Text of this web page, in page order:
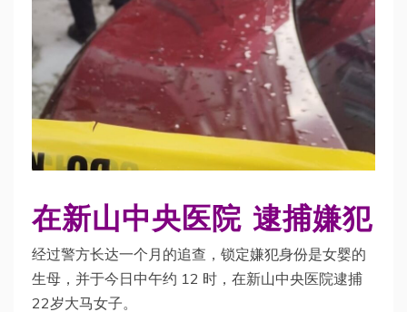
在新山中央医院 逮捕嫌犯
经过警方长达一个月的追查，锁定嫌犯身份是女婴的
生母，并于今日中午约 12 时，在新山中央医院逮捕
22岁大马女子。